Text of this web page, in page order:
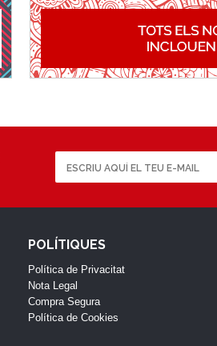
POLÍTIQUES
Política de Privacitat
Nota Legal
Compra Segura
Política de Cookies